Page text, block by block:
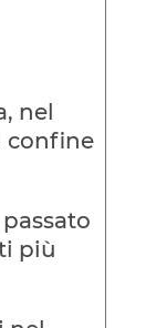
nel
confine
più